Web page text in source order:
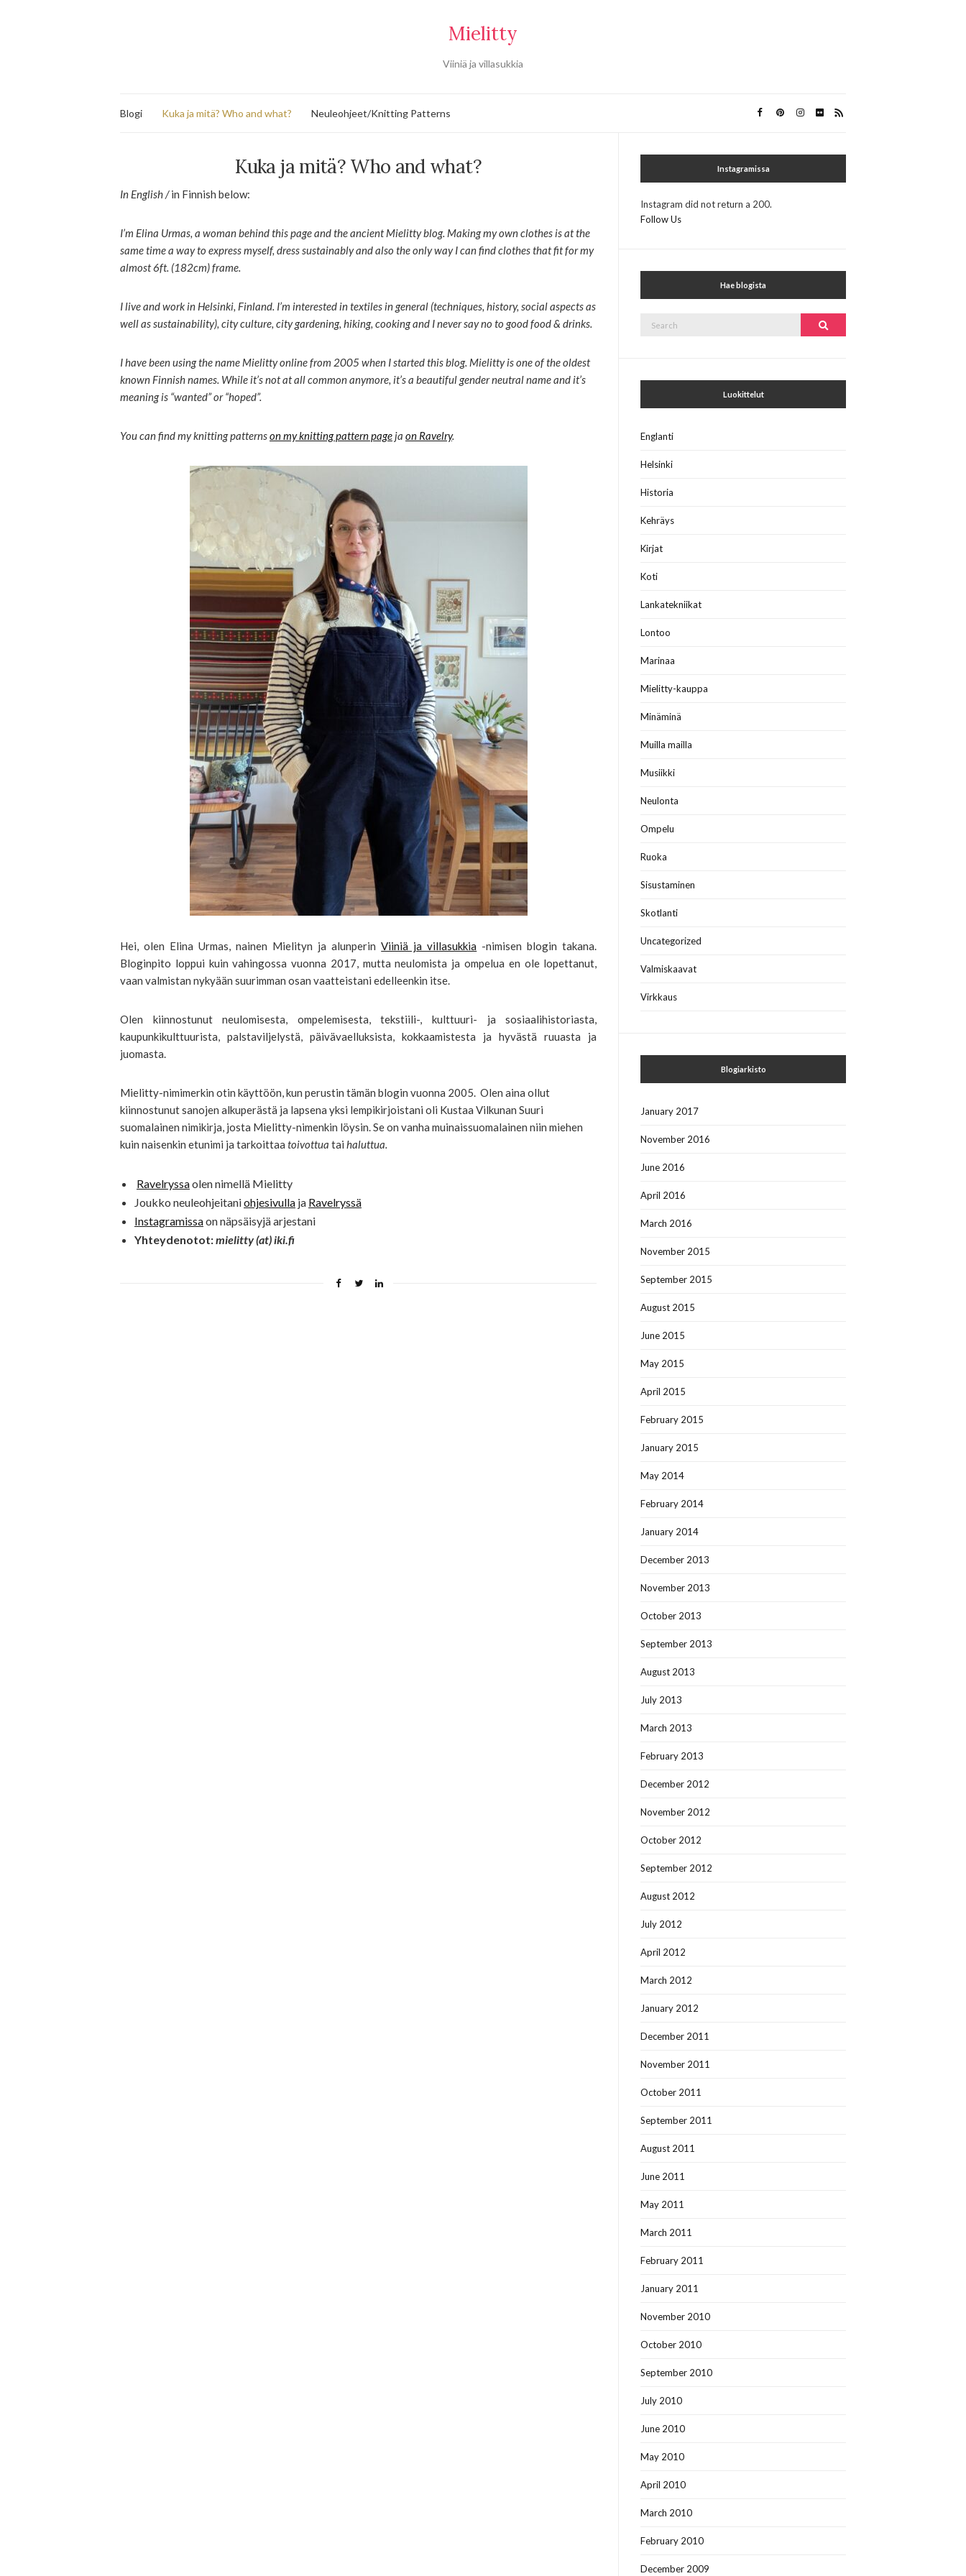
Mielitty
Viiniä ja villasukkia
Blogi Kuka ja mitä? Who and what? Neuleohjeet/Knitting Patterns
Kuka ja mitä? Who and what?
In English /in Finnish below:
I’m Elina Urmas, a woman behind this page and the ancient Mielitty blog. Making my own clothes is at the
same time a way to express myself, dress sustainably and also the only way I can find clothes that fit for my
almost 6ft. (182cm) frame.
I live and work in Helsinki, Finland. I’m interested in textiles in general (techniques, history, social aspects as
well as sustainability), city culture, city gardening, hiking, cooking and I never say no to good food & drinks.
I have been using the name Mielitty online from 2005 when I started this blog. Mielitty is one of the oldest
known Finnish names. While it’s not at all common anymore, it’s a beautiful gender neutral name and it’s
meaning is “wanted” or “hoped”.
You can find my knitting patternson my knitting pattern pageja on Ravelry.
Hei, olen Elina Urmas, nainen Mielityn ja alunperinViiniä ja villasukkia -nimisen blogin takana.
Bloginpito loppui kuin vahingossa vuonna 2017, mutta neulomista ja ompelua en ole lopettanut,
vaan valmistan nykyään suurimman osan vaatteistani edelleenkin itse.
Olen kiinnostunut neulomisesta, ompelemisesta, tekstiili-, kulttuuri- ja sosiaalihistoriasta,
kaupunkikulttuurista, palstaviljelystä, päivävaelluksista, kokkaamistesta ja hyvästä ruuasta ja
juomasta.
Mielitty-nimimerkin otin käyttöön, kun perustin tämän blogin vuonna 2005. Olen aina ollut
kiinnostunut sanojen alkuperästä ja lapsena yksi lempikirjoistani oli Kustaa Vilkunan Suuri
suomalainen nimikirja, josta Mielitty-nimenkin löysin. Se on vanha muinaissuomalainen niin miehen
kuin naisenkin etunimi ja tarkoittaa toivottua tai haluttua.
Ravelryssaolen nimellä Mielitty
Joukko neuleohjeitaniohjesivulla ja Ravelryssä
Instagramissaon näpsäisyjä arjestani
Yhteydenotot:mielitty (at) iki.fi
Instagramissa
Instagram did not return a 200.
Follow Us
Hae blogista
Search
Luokittelut
Englanti
Helsinki
Historia
Kehräys
Kirjat
Koti
Lankatekniikat
Lontoo
Marinaa
Mielitty-kauppa
Minäminä
Muilla mailla
Musiikki
Neulonta
Ompelu
Ruoka
Sisustaminen
Skotlanti
Uncategorized
Valmiskaavat
Virkkaus
Blogiarkisto
January 2017
November 2016
June 2016
April 2016
March 2016
November 2015
September 2015
August 2015
June 2015
May 2015
April 2015
February 2015
January 2015
May 2014
February 2014
January 2014
December 2013
November 2013
October 2013
September 2013
August 2013
July 2013
March 2013
February 2013
December 2012
November 2012
October 2012
September 2012
August 2012
July 2012
April 2012
March 2012
January 2012
December 2011
November 2011
October 2011
September 2011
August 2011
June 2011
May 2011
March 2011
February 2011
January 2011
November 2010
October 2010
September 2010
July 2010
June 2010
May 2010
April 2010
March 2010
February 2010
December 2009